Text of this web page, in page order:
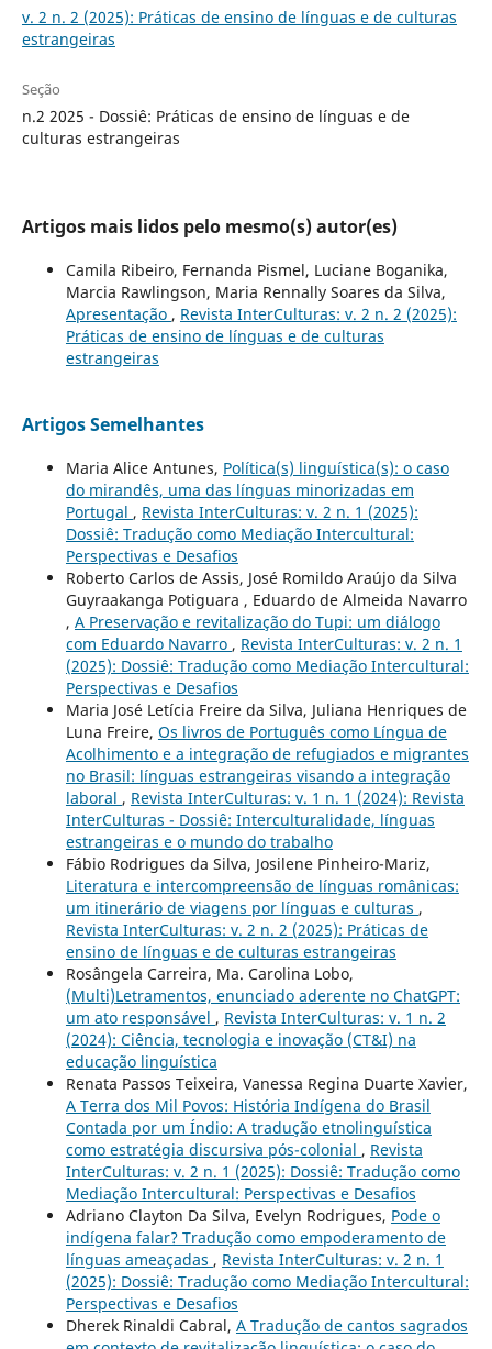
v. 2 n. 2 (2025): Práticas de ensino de línguas e de culturas
estrangeiras
Seção
n.2 2025 - Dossiê: Práticas de ensino de línguas e de
culturas estrangeiras
Artigos mais lidos pelo mesmo(s) autor(es)
Camila Ribeiro, Fernanda Pismel, Luciane Boganika,
Marcia Rawlingson, Maria Rennally Soares da Silva,
Apresentação , Revista InterCulturas: v. 2 n. 2 (2025):
Práticas de ensino de línguas e de culturas
estrangeiras
Artigos Semelhantes
Maria Alice Antunes, Política(s) linguística(s): o caso
do mirandês, uma das línguas minorizadas em
Portugal , Revista InterCulturas: v. 2 n. 1 (2025):
Dossiê: Tradução como Mediação Intercultural:
Perspectivas e Desafios
Roberto Carlos de Assis, José Romildo Araújo da Silva
Guyraakanga Potiguara , Eduardo de Almeida Navarro
, A Preservação e revitalização do Tupi: um diálogo
com Eduardo Navarro , Revista InterCulturas: v. 2 n. 1
(2025): Dossiê: Tradução como Mediação Intercultural:
Perspectivas e Desafios
Maria José Letícia Freire da Silva, Juliana Henriques de
Luna Freire, Os livros de Português como Língua de
Acolhimento e a integração de refugiados e migrantes
no Brasil: línguas estrangeiras visando a integração
laboral , Revista InterCulturas: v. 1 n. 1 (2024): Revista
InterCulturas - Dossiê: Interculturalidade, línguas
estrangeiras e o mundo do trabalho
Fábio Rodrigues da Silva, Josilene Pinheiro-Mariz,
Literatura e intercompreensão de línguas românicas:
um itinerário de viagens por línguas e culturas ,
Revista InterCulturas: v. 2 n. 2 (2025): Práticas de
ensino de línguas e de culturas estrangeiras
Rosângela Carreira, Ma. Carolina Lobo,
(Multi)Letramentos, enunciado aderente no ChatGPT:
um ato responsável , Revista InterCulturas: v. 1 n. 2
(2024): Ciência, tecnologia e inovação (CT&I) na
educação linguística
Renata Passos Teixeira, Vanessa Regina Duarte Xavier,
A Terra dos Mil Povos: História Indígena do Brasil
Contada por um Índio: A tradução etnolinguística
como estratégia discursiva pós-colonial , Revista
InterCulturas: v. 2 n. 1 (2025): Dossiê: Tradução como
Mediação Intercultural: Perspectivas e Desafios
Adriano Clayton Da Silva, Evelyn Rodrigues, Pode o
indígena falar? Tradução como empoderamento de
línguas ameaçadas , Revista InterCulturas: v. 2 n. 1
(2025): Dossiê: Tradução como Mediação Intercultural:
Perspectivas e Desafios
Dherek Rinaldi Cabral, A Tradução de cantos sagrados